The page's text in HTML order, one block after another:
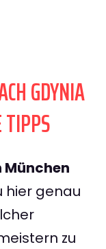
GDYNIA
TIPPS
München
hier genau
zu